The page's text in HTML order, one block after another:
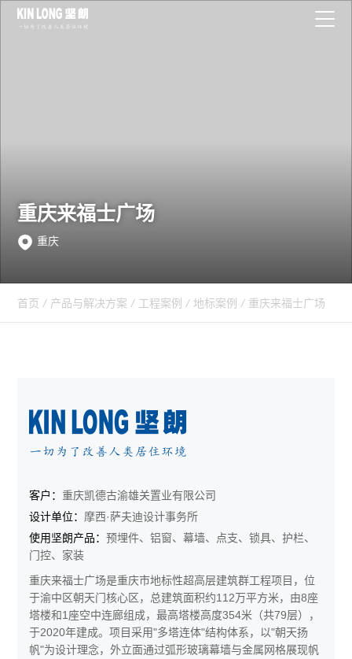
重庆来福士广场
重庆
首页 / 产品与解决方案 / 工程案例 / 地标案例 / 重庆来福士广场
客户：重庆凯德古渝雄关置业有限公司
设计单位： 摩西·萨夫迪设计事务所
使用坚朗产品：预埋件、铝窗、幕墙、点支、锁具、护栏、
门控、家装
重庆来福士广场是重庆市地标性超高层建筑群工程项目，位
于渝中区朝天门核心区，总建筑面积约112万平方米，由8座
塔楼和1座空中连廊组成，最高塔楼高度354米（共79层），
于2020年建成。项目采用"多塔连体"结构体系，以"朝天扬
帆"为设计理念，外立面通过弧形玻璃幕墙与金属网格展现帆